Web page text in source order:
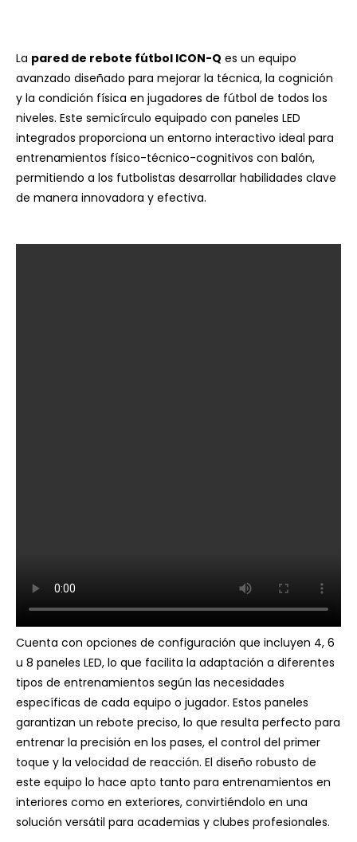
La pared de rebote fútbol ICON-Q es un equipo
avanzado diseñado para mejorar la técnica, la cognición
y la condición física en jugadores de fútbol de todos los
niveles. Este semicírculo equipado con paneles LED
integrados proporciona un entorno interactivo ideal para
entrenamientos físico-técnico-cognitivos con balón,
permitiendo a los futbolistas desarrollar habilidades clave
de manera innovadora y efectiva.
Cuenta con opciones de configuración que incluyen 4, 6
u 8 paneles LED, lo que facilita la adaptación a diferentes
tipos de entrenamientos según las necesidades
específicas de cada equipo o jugador. Estos paneles
garantizan un rebote preciso, lo que resulta perfecto para
entrenar la precisión en los pases, el control del primer
toque y la velocidad de reacción. El diseño robusto de
este equipo lo hace apto tanto para entrenamientos en
interiores como en exteriores, convirtiéndolo en una
solución versátil para academias y clubes profesionales.